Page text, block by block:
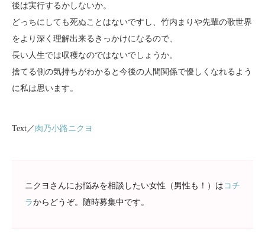
後は実行するかしないか。
どっちにしても死ぬことはないですし、竹内まりや先輩の歌世界
をより深く理解出来るきっかけになるので、
長い人生では収穫なのではないでしょうか。
捨てる側の気持ちがわかると今後の人間関係で優しくなれるよう
に私は思います。
Text／ 肉乃小路ニクヨ
ニクヨさんにお悩みを相談したい女性（男性も！）は コチ
ラからどうぞ。随時募集中です。